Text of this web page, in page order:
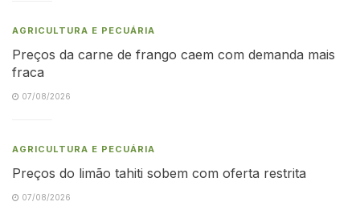
AGRICULTURA E PECUÁRIA
Preços da carne de frango caem com demanda mais
fraca
07/08/2026
AGRICULTURA E PECUÁRIA
Preços do limão tahiti sobem com oferta restrita
07/08/2026